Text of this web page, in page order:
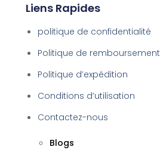
Liens Rapides
politique de confidentialité
Politique de remboursement
Politique d’expédition
Conditions d’utilisation
Contactez-nous
Blogs